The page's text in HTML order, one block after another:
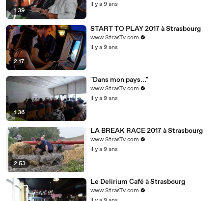
1:39
il y a 9 ans
2:17
START TO PLAY 2017 à Strasbourg
www.StrasTv.com
il y a 9 ans
1:36
"Dans mon pays..."
www.StrasTv.com
il y a 9 ans
2:53
LA BREAK RACE 2017 à Strasbourg
www.StrasTv.com
il y a 9 ans
Le Delirium Café à Strasbourg
www.StrasTv.com